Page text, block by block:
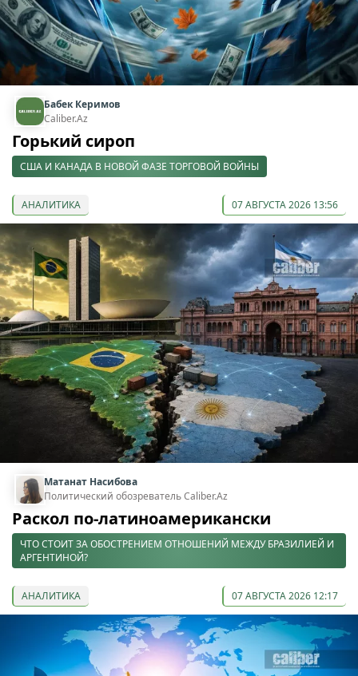
Бабек Керимов
Caliber.Az
Горький сироп
США И КАНАДА В НОВОЙ ФАЗЕ ТОРГОВОЙ ВОЙНЫ
АНАЛИТИКА 07 АВГУСТА 2026 13:56
Матанат Насибова
Политический обозреватель Caliber.Az
Раскол по-латиноамерикански
ЧТО СТОИТ ЗА ОБОСТРЕНИЕМ ОТНОШЕНИЙ МЕЖДУ БРАЗИЛИЕЙ И
АРГЕНТИНОЙ?
АНАЛИТИКА 07 АВГУСТА 2026 12:17